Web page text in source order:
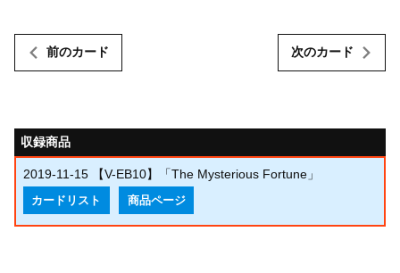
前のカード 次のカード
収録商品
2019-11-15 【V-EB10】「The Mysterious Fortune」
カードリスト 商品ページ